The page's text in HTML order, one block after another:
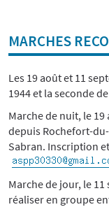
MARCHES
Les 19 août et 11
1944 et la seconde
Marche de nuit, le
depuis Rochefort-
Sabran. Inscription
Marche de jour, le
réaliser en groupe